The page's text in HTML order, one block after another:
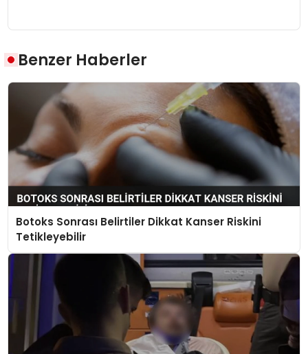
Benzer Haberler
Botoks Sonrası Belirtiler Dikkat Kanser Riskini
Tetikleyebilir